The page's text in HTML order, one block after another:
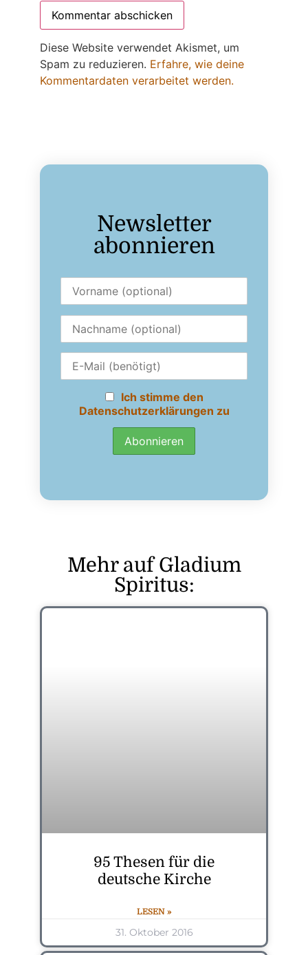
Diese Website verwendet Akismet, um
Spam zu reduzieren. Erfahre, wie deine
Kommentardaten verarbeitet werden.
Newsletter
abonnieren
Ich stimme den
Datenschutzerklärungen zu
Mehr auf Gladium
Spiritus:
95 Thesen für die
deutsche Kirche
LESEN »
31. Oktober 2016